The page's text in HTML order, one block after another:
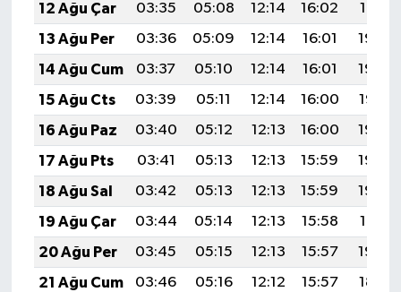
12 Ağu Çar
03:35 05:08 12:14 16:02
19:10
13 Ağu Per
03:36 05:09 12:14 16:01
19:09
14 Ağu Cum
03:37 05:10 12:14 16:01
19:08
15 Ağu Cts
03:39 05:11 12:14 16:00
19:07
16 Ağu Paz
03:40 05:12 12:13 16:00
19:05
17 Ağu Pts
03:41 05:13 12:13 15:59
19:04
18 Ağu Sal
03:42 05:13 12:13 15:59
19:03
19 Ağu Çar
03:44 05:14 12:13 15:58
19:01
20 Ağu Per
03:45 05:15 12:13 15:57
19:00
21 Ağu Cum
03:46 05:16 12:12 15:57
18:59